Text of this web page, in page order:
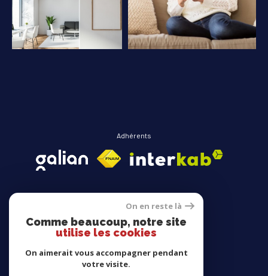
Adhérents
Avis clients
On en reste là
Comme beaucoup, notre site
utilise les cookies
On aimerait vous accompagner pendant
votre visite.
COUPS DE COEUR EXCLUSIVITÉS